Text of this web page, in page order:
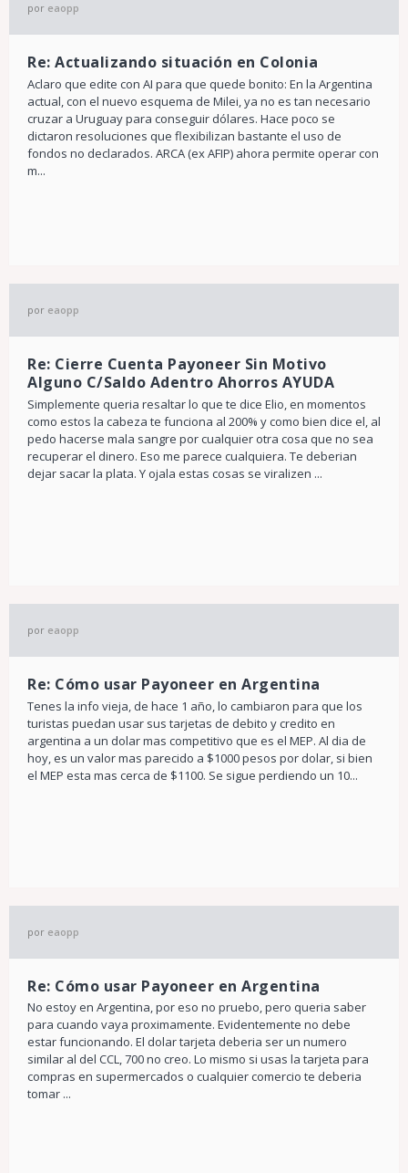
por eaopp
Re: Actualizando situación en Colonia
Aclaro que edite con AI para que quede bonito: En la Argentina
actual, con el nuevo esquema de Milei, ya no es tan necesario
cruzar a Uruguay para conseguir dólares. Hace poco se
dictaron resoluciones que flexibilizan bastante el uso de
fondos no declarados. ARCA (ex AFIP) ahora permite operar con
m...
por eaopp
Re: Cierre Cuenta Payoneer Sin Motivo
Alguno C/Saldo Adentro Ahorros AYUDA
Simplemente queria resaltar lo que te dice Elio, en momentos
como estos la cabeza te funciona al 200% y como bien dice el, al
pedo hacerse mala sangre por cualquier otra cosa que no sea
recuperar el dinero. Eso me parece cualquiera. Te deberian
dejar sacar la plata. Y ojala estas cosas se viralizen ...
por eaopp
Re: Cómo usar Payoneer en Argentina
Tenes la info vieja, de hace 1 año, lo cambiaron para que los
turistas puedan usar sus tarjetas de debito y credito en
argentina a un dolar mas competitivo que es el MEP. Al dia de
hoy, es un valor mas parecido a $1000 pesos por dolar, si bien
el MEP esta mas cerca de $1100. Se sigue perdiendo un 10...
por eaopp
Re: Cómo usar Payoneer en Argentina
No estoy en Argentina, por eso no pruebo, pero queria saber
para cuando vaya proximamente. Evidentemente no debe
estar funcionando. El dolar tarjeta deberia ser un numero
similar al del CCL, 700 no creo. Lo mismo si usas la tarjeta para
compras en supermercados o cualquier comercio te deberia
tomar ...